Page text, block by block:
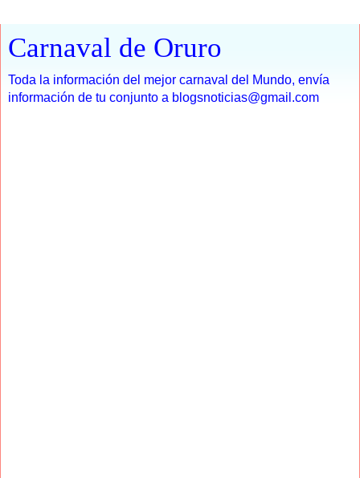
Carnaval de Oruro
Toda la información del mejor carnaval del Mundo, envía
información de tu conjunto a blogsnoticias@gmail.com